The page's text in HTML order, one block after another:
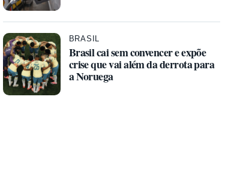
BRASIL
Brasil cai sem convencer e expõe
crise que vai além da derrota para
a Noruega